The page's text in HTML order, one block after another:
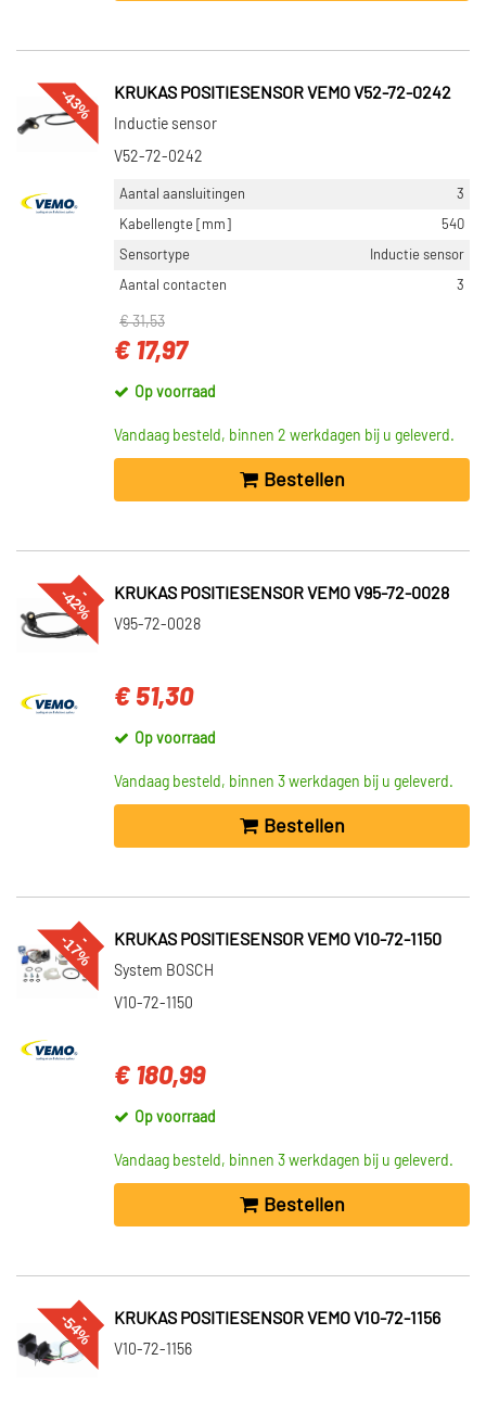
-43% KRUKAS POSITIESENSOR VEMO V52-72-0242
Inductie sensor
V52-72-0242
Aantal aansluitingen
3
Kabellengte [mm]
540
Sensortype
Inductie sensor
Aantal contacten
3
€ 31,53
€ 17,97
Op voorraad
Vandaag besteld, binnen 2 werkdagen bij u geleverd.
Bestellen
--
4
2
% KRUKAS POSITIESENSOR VEMO V95-72-0028
V95-72-0028
€ 51,30
Op voorraad
Vandaag besteld, binnen 3 werkdagen bij u geleverd.
Bestellen
--
1
7
% KRUKAS POSITIESENSOR VEMO V10-72-1150
System BOSCH
V10-72-1150
€ 180,99
Op voorraad
Vandaag besteld, binnen 3 werkdagen bij u geleverd.
Bestellen
--
5
4
% KRUKAS POSITIESENSOR VEMO V10-72-1156
V10-72-1156